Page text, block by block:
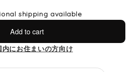
shipping available
Add to cart
内にお住まいの方向け